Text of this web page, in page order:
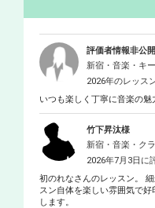
評価者情報非公開
新宿・音楽・キ
2026年のレッス
いつも楽しく丁寧に音楽の魅
竹下昇汰様
新宿・音楽・ク
2026年7月3日に
初のれなさんのレッスン。
スン自体を楽しい雰囲気で好印象でした。 また
します。